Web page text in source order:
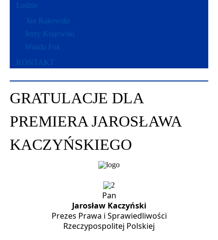
Ludzie
Jan Rakowski
Jerzy Krajewski
Wanda Fok
KONTAKT
GRATULACJE DLA
PREMIERA JAROSŁAWA
KACZYŃSKIEGO
Pan
Jarosław Kaczyński
Prezes Prawa i Sprawiedliwości
Rzeczypospolitej Polskiej